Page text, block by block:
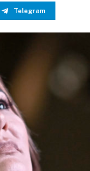
Telegram